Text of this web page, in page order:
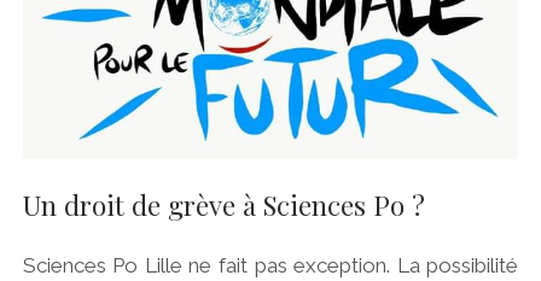
Un droit de grève à Sciences Po ?
Sciences Po Lille ne fait pas exception. La possibilité